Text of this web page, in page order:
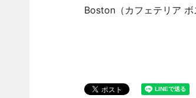
Boston（カフェテリア